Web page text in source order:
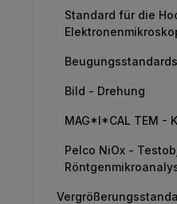
Standard für die
Beugungsstandards
Bild - Drehung
MAG*I*CAL TEM -
Pelco NiOx -